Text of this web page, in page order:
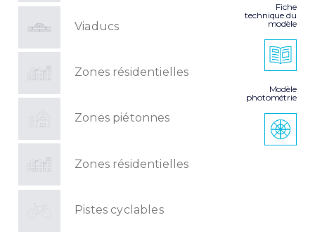
Viaducs
Zones résidentielles
Zones piétonnes
Zones résidentielles
Pistes cyclables
Fiche
technique du
modèle
Modèle
photométrie